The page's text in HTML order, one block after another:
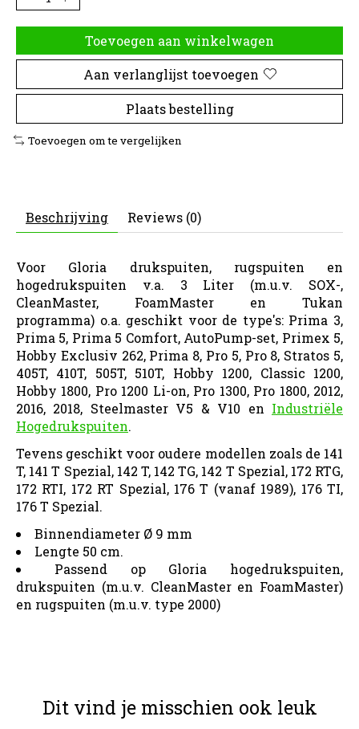
Toevoegen aan winkelwagen
Aan verlanglijst toevoegen
Plaats bestelling
Toevoegen om te vergelijken
Beschrijving Reviews (0)
Voor Gloria drukspuiten, rugspuiten en
hogedrukspuiten v.a. 3 Liter (m.u.v. SOX-,
CleanMaster, FoamMaster en Tukan
programma) o.a. geschikt voor de type's: Prima 3,
Prima 5, Prima 5 Comfort, AutoPump-set, Primex 5,
Hobby Exclusiv 262, Prima 8, Pro 5, Pro 8, Stratos 5,
405T, 410T, 505T, 510T, Hobby 1200, Classic 1200,
Hobby 1800, Pro 1200 Li-on, Pro 1300, Pro 1800, 2012,
2016, 2018, Steelmaster V5 & V10 en Industriële
Hogedrukspuiten.
Tevens geschikt voor oudere modellen zoals de 141
T, 141 T Spezial, 142 T, 142 TG, 142 T Spezial, 172 RTG,
172 RTI, 172 RT Spezial, 176 T (vanaf 1989), 176 TI,
176 T Spezial.
Binnendiameter Ø 9 mm
Lengte 50 cm.
Passend op Gloria hogedrukspuiten,
drukspuiten (m.u.v. CleanMaster en FoamMaster)
en rugspuiten (m.u.v. type 2000)
Dit vind je misschien ook leuk